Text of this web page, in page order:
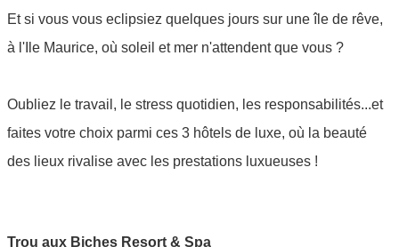
Et si vous vous eclipsiez quelques jours sur une île de rêve,
à l'Ile Maurice, où soleil et mer n'attendent que vous ?
Oubliez le travail, le stress quotidien, les responsabilités...et
faites votre choix parmi ces 3 hôtels de luxe, où la beauté
des lieux rivalise avec les prestations luxueuses !
Trou aux Biches Resort & Spa